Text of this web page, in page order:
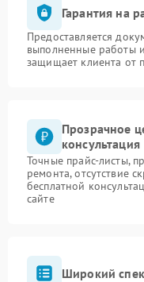
Гарантия на
Предоставляется
выполненные работы
защищает клиента от
Прозрачное
консультация
Точные прайс-листы,
ремонта, отсутствие
бесплатной
сайте
Широкий